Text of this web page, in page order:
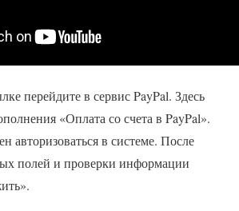
перейдите в сервис PayPal. Здесь
«Оплата со счета в PayPal».
авторизоваться в системе. После
полей и проверки информации